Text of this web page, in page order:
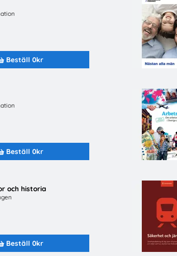
Beställ 0kr
Beställ 0kr
och historia
Beställ 0kr
Celiaki
Beställ 0kr
En
trycket MINI
Beställ 0kr